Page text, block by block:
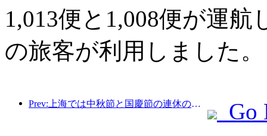
1,013便と1,008便が運航
の旅客が利用しました。
Prev:上海では中秋節と国慶節の連休の最初の4日間で1,511万人を超える観光客が訪れ、前年比20%以上増加した。
Go